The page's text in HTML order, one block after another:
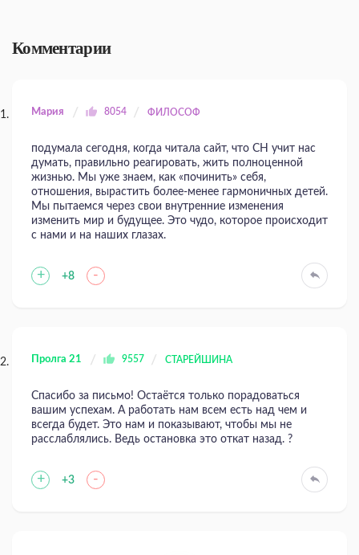
Комментарии
Мария 8054 ФИЛОСОФ
подумала сегодня, когда читала сайт, что СН учит нас
думать, правильно реагировать, жить полноценной
жизнью. Мы уже знаем, как «починить» себя,
отношения, вырастить более-менее гармоничных детей.
Мы пытаемся через свои внутренние изменения
изменить мир и будущее. Это чудо, которое происходит
с нами и на наших глазах.
+ +8 -
Пролга 21 9557 СТАРЕЙШИНА
Спасибо за письмо! Остаётся только порадоваться
вашим успехам. А работать нам всем есть над чем и
всегда будет. Это нам и показывают, чтобы мы не
расслаблялись. Ведь остановка это откат назад. ?
+ +3 -